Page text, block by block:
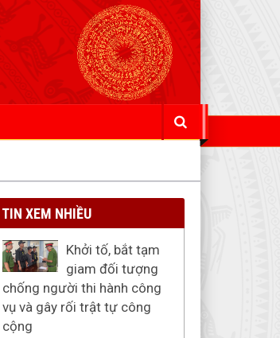
TIN XEM NHIỀU
Khởi tố, bắt tạm
giam đối tượng
chống người thi hành công
vụ và gây rối trật tự công
cộng